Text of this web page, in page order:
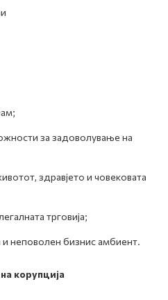
за задоволување на
здравјето и човековата
трговија;
и неповолен бизнис амбиент.
корупција